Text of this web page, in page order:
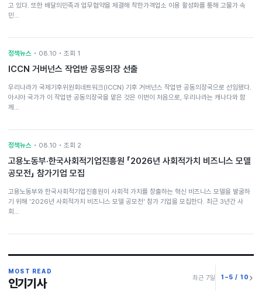
고 있다. 또한 배달의민족과 업무협약을 체결해 착한가격업소 이용 활성화를 통해 고물가 속
민…
정책뉴스 • 08.10 • 조회 1
ICCN 거버넌스 작업반 공동의장 선출
우리나라가 국제기후위원회네트워크(ICCN) 기후 거버넌스 작업반 공동의장국으로 선임됐다.
아시아 국가가 이 작업반 공동의장국을 맡은 것은 이번이 처음으로, 우리나라는 캐나다와 함
께…
정책뉴스 • 08.10 • 조회 2
고용노동부·한국사회적기업진흥원 「2026년 사회적가치 비즈니스 모델
공모전」 참가기업 모집
고용노동부와 한국사회적기업진흥원이 사회적 가치를 창출하는 혁신 비즈니스 모델을 발굴하
기 위해 '2026년 사회적가치 비즈니스 모델 공모전' 참가 기업을 모집한다. 최근 3년간 사
회…
MOST READ
인기기사 최근 7일 1–5 / 10